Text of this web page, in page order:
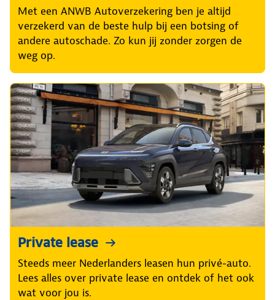
Met een ANWB Autoverzekering ben je altijd
verzekerd van de beste hulp bij een botsing of
andere autoschade. Zo kun jij zonder zorgen de
weg op.
Private lease
Steeds meer Nederlanders leasen hun privé-auto.
Lees alles over private lease en ontdek of het ook
wat voor jou is.